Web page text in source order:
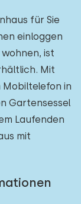
für Sie
einloggen
ist
Mit
Mobiltelefon in
Gartensessel
Laufenden
mit